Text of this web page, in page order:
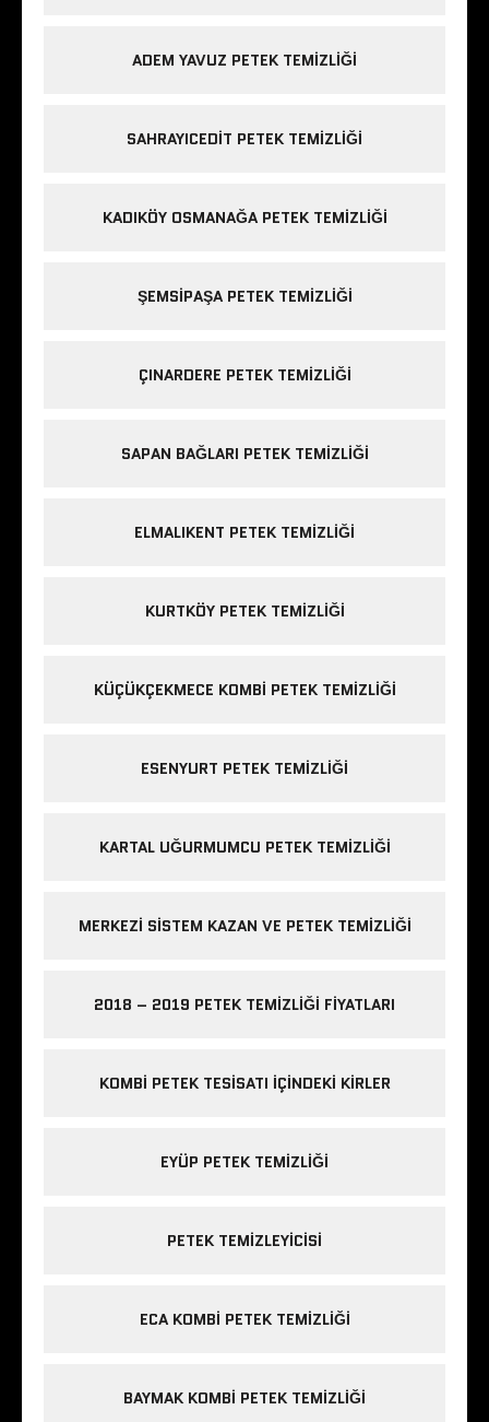
ADEM YAVUZ PETEK TEMIZLIĞI
SAHRAYICEDIT PETEK TEMIZLIĞI
KADIKÖY OSMANAĞA PETEK TEMIZLIĞI
ŞEMSIPAŞA PETEK TEMIZLIĞI
ÇINARDERE PETEK TEMIZLIĞI
SAPAN BAĞLARI PETEK TEMIZLIĞI
ELMALIKENT PETEK TEMIZLIĞI
KURTKÖY PETEK TEMIZLIĞI
KÜÇÜKÇEKMECE KOMBI PETEK TEMIZLIĞI
ESENYURT PETEK TEMIZLIĞI
KARTAL UĞURMUMCU PETEK TEMIZLIĞI
MERKEZI SISTEM KAZAN VE PETEK TEMIZLIĞI
2018 – 2019 PETEK TEMIZLIĞI FIYATLARI
KOMBI PETEK TESISATI IÇINDEKI KIRLER
EYÜP PETEK TEMIZLIĞI
PETEK TEMIZLEYICISI
ECA KOMBI PETEK TEMIZLIĞI
BAYMAK KOMBI PETEK TEMIZLIĞI